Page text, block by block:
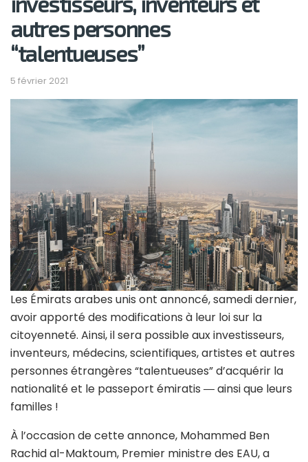
autres personnes
“talentueuses”
5 février 2021
Les Émirats arabes unis ont annoncé, samedi dernier,
avoir apporté des modifications à leur loi sur la
citoyenneté. Ainsi, il sera possible aux investisseurs,
inventeurs, médecins, scientifiques, artistes et autres
personnes étrangères “talentueuses” d’acquérir la
nationalité et le passeport émiratis ― ainsi que leurs
familles !
À l’occasion de cette annonce, Mohammed Ben
Rachid al-Maktoum, Premier ministre des EAU, a